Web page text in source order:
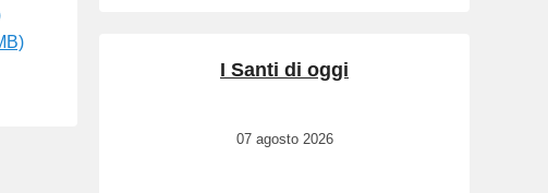
I Santi di oggi
07 agosto 2026